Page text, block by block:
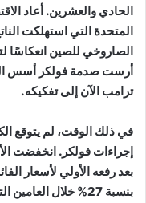
الحادي والعشرين. أعاد
المتحدة التي استهلكت
الصاروخي للصين انعكاسًا
أرست صدمة فولكر أسس
ترامب الآن إلى تفكيكه.
في ذلك الوقت، لم يتوقع
بعد رفعه الأولي لأسعار
بنسبة 27% خلال